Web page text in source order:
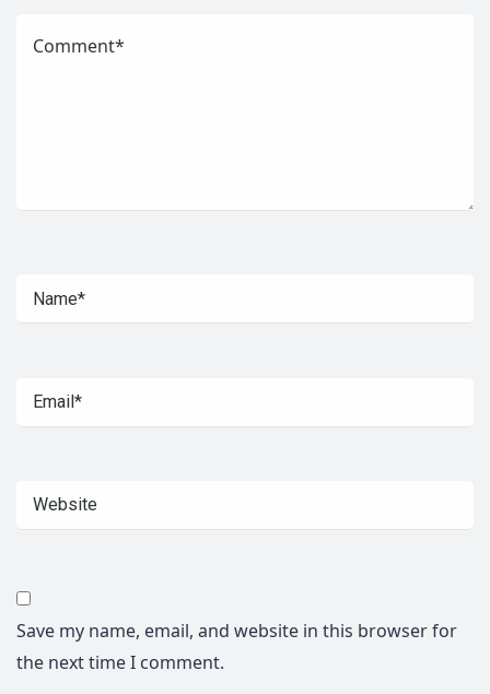
Save my name, email, and website in this browser for
the next time I comment.